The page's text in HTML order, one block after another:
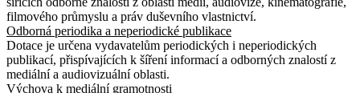
filmového průmyslu a práv duševního vlastnictví.
Odborná periodika a neperiodické publikace
Dotace je určena vydavatelům periodických i neperiodických
publikací, přispívajících k šíření informací a odborných znalostí z
mediální a audiovizuální oblasti.
Výchova k mediální gramotnosti